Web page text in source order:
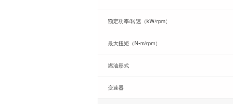
额定功率/转速（kW/rpm）
最大扭矩（N•m/rpm）
燃油形式
变速器